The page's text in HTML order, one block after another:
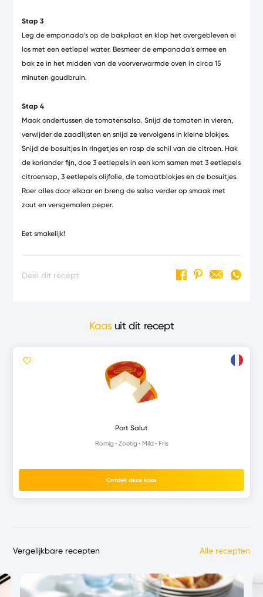
Stap 3
Leg de empanada’s op de bakplaat en klop het overgebleven ei
los met een eetlepel water. Besmeer de empanada’s ermee en
bak ze in het midden van de voorverwarmde oven in circa 15
minuten goudbruin.
Stap 4
Maak ondertussen de tomatensalsa. Snijd de tomaten in vieren,
verwijder de zaadlijsten en snijd ze vervolgens in kleine blokjes.
Snijd de bosuitjes in ringetjes en rasp de schil van de citroen. Hak
de koriander fijn, doe 3 eetlepels in een kom samen met 3 eetlepels
citroensap, 3 eetlepels olijfolie, de tomaatblokjes en de bosuitjes.
Roer alles door elkaar en breng de salsa verder op smaak met
zout en versgemalen peper.
Eet smakelijk!
Deel dit recept
Kaasuit dit recept
Port Salut
Romig Zoetig Mild Fris
Ontdek deze kaas
Vergelijkbare recepten Alle recepten